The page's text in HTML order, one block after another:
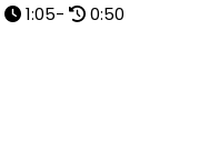
1:05-
0:50